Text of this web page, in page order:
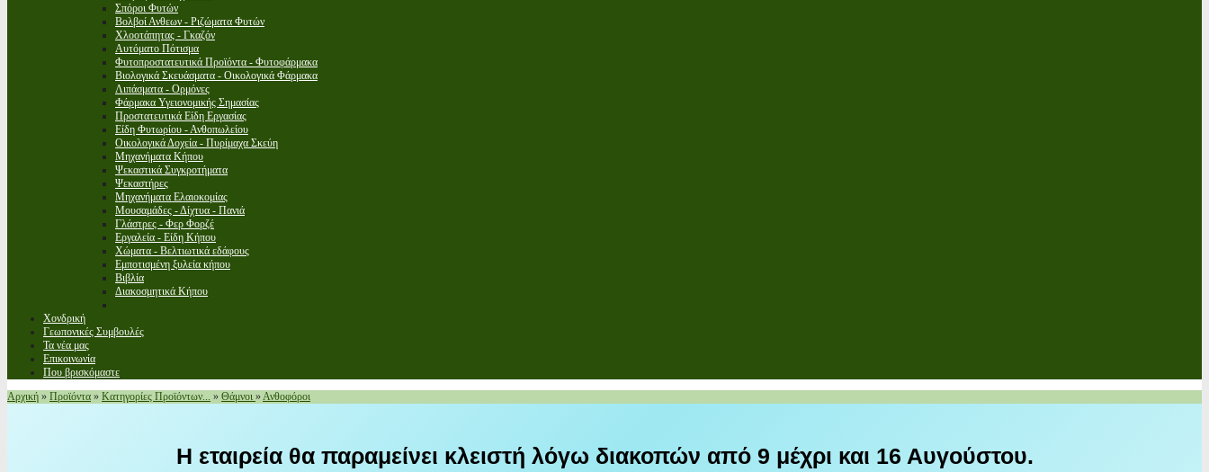
Σπόροι Φυτών
Βολβοί Ανθεων - Ριζώματα Φυτών
Χλοοτάπητας - Γκαζόν
Αυτόματο Πότισμα
Φυτοπροστατευτικά Προϊόντα - Φυτοφάρμακα
Βιολογικά Σκευάσματα - Οικολογικά Φάρμακα
Λιπάσματα - Ορμόνες
Φάρμακα Υγειονομικής Σημασίας
Προστατευτικά Είδη Εργασίας
Είδη Φυτωρίου - Ανθοπωλείου
Οικολογικά Δοχεία - Πυρίμαχα Σκεύη
Μηχανήματα Κήπου
Ψεκαστικά Συγκροτήματα
Ψεκαστήρες
Μηχανήματα Ελαιοκομίας
Μουσαμάδες - Δίχτυα - Πανιά
Γλάστρες - Φερ Φορζέ
Εργαλεία - Είδη Κήπου
Χώματα - Βελτιωτικά εδάφους
Εμποτισμένη ξυλεία κήπου
Βιβλία
Διακοσμητικά Κήπου
Χονδρική
Γεωπονικές Συμβουλές
Τα νέα μας
Επικοινωνία
Που βρισκόμαστε
Αρχική » Προϊόντα » Κατηγορίες Προϊόντων... » Θάμνοι »Ανθοφόροι
Η εταιρεία θα παραμείνει κλειστή λόγω διακοπών από 9 μέχρι και 16 Αυγούστου.